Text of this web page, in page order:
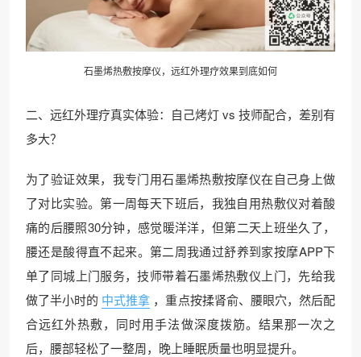
石墨烯热敷按摩仪，远红外理疗效果到底如何
二、远红外理疗真实体验：自己烤灯 vs 技师配合，差别有
多大？
为了验证效果，我专门用石墨烯热敷按摩仪在自己身上做
了对比实验。第一周每天下班后，我独自用热敷仪对着酸
痛的后腰照30分钟，感觉暖洋洋，但第二天上班坐久了，
腰还是酸得直不起来。第二周我通过舒养到家按摩APP下
单了同城上门服务，技师带着石墨烯热敷仪上门，先给我
做了半小时的 中式推拿 ，重点按揉肾俞、腰眼穴，然后配
合远红外热敷，同时用手法做深度拨筋。结果那一次之
后，腰部轻松了一整周，晚上睡眠质量也明显提升。